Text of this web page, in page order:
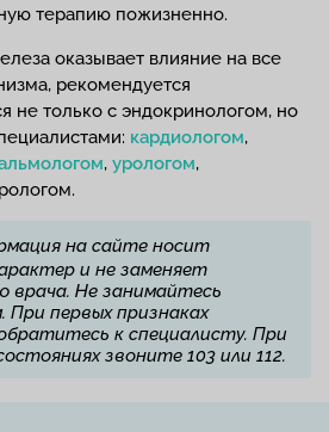
терапию пожизненно.
оказывает влияние на все
рекомендуется
не только с эндокринологом, но
кардиологом,
, урологом,
на сайте носит
и не заменяет
врача. Не занимайтесь
При первых признаках
к специалисту. При
звоните 103 или 112.